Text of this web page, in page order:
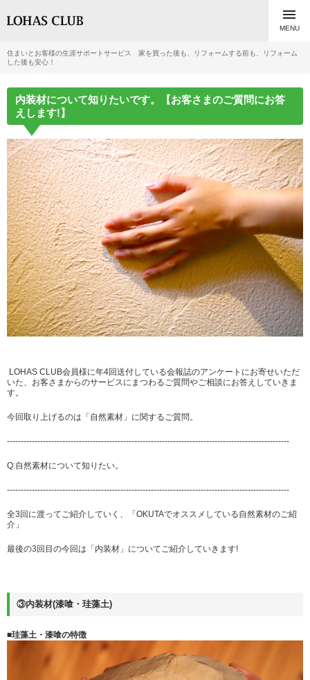

MENU
住まいとお客様の生涯サポートサービス 家を買った後も、リフォームする前も、リフォーム
した後も安心！
内装材について知りたいです。【お客さまのご質問にお答
えします!】
LOHAS CLUB会員様に年4回送付している会報誌のアンケートにお寄せいただ
いた、お客さまからのサービスにまつわるご質問やご相談にお答えしていきま
す。
今回取り上げるのは「自然素材」に関するご質問。
------------------------------------------------------------------------------------------------------
Q:自然素材について知りたい。
------------------------------------------------------------------------------------------------------
全3回に渡ってご紹介していく、「OKUTAでオススメしている自然素材のご紹
介」
最後の3回目の今回は「内装材」についてご紹介していきます!
③内装材(漆喰・珪藻土)
■珪藻土・ 漆喰の特徴